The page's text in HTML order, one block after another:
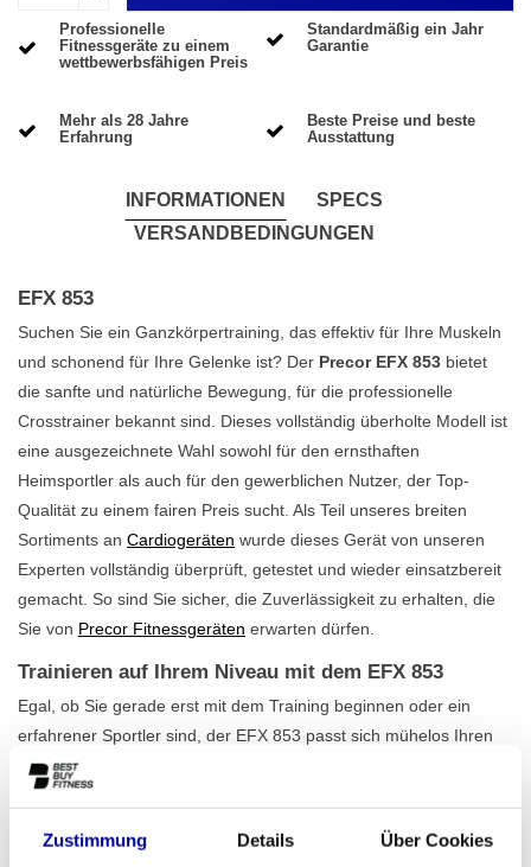
Zustimmung Details Über Cookies
Professionelle
Fitnessgeräte zu einem
wettbewerbsfähigen Preis
Standardmäßig ein Jahr
Garantie
Mehr als 28 Jahre
Erfahrung
Beste Preise und beste
Ausstattung
INFORMATIONEN
SPECS
VERSANDBEDINGUNGEN
EFX 853
Suchen Sie ein Ganzkörpertraining, das effektiv für Ihre Muskeln
und schonend für Ihre Gelenke ist? Der Precor EFX 853 bietet
die sanfte und natürliche Bewegung, für die professionelle
Crosstrainer bekannt sind. Dieses vollständig überholte Modell ist
eine ausgezeichnete Wahl sowohl für den ernsthaften
Heimsportler als auch für den gewerblichen Nutzer, der Top-
Qualität zu einem fairen Preis sucht. Als Teil unseres breiten
Sortiments an Cardiogeräten wurde dieses Gerät von unseren
Experten vollständig überprüft, getestet und wieder einsatzbereit
gemacht. So sind Sie sicher, die Zuverlässigkeit zu erhalten, die
Sie von Precor Fitnessgeräten erwarten dürfen.
Trainieren auf Ihrem Niveau mit dem EFX 853
Egal, ob Sie gerade erst mit dem Training beginnen oder ein
erfahrener Sportler sind, der EFX 853 passt sich mühelos Ihren
Zielen an. Mit 20 verschiedenen Widerstandsstufen und 12
integrierten Programmen finden Sie immer die richtige
klaren Überblick über Ihre Leistungen, wie Zeit, Distanz und